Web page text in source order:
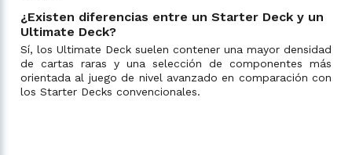
¿Existen diferencias entre un Starter Deck y un
Ultimate Deck?
Sí, los Ultimate Deck suelen contener una mayor densidad
de cartas raras y una selección de componentes más
orientada al juego de nivel avanzado en comparación con
los Starter Decks convencionales.